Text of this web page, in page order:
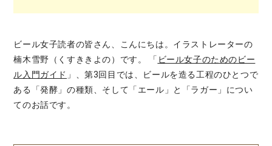
ビール女子読者の皆さん、こんにちは。イラストレーターの
楠木雪野（くすききよの）です。 「 ビール女子のためのビー
ル入門ガイド 」、第3回目では、ビールを造る工程のひとつで
ある「発酵」の種類、そして「エール」と「ラガー」につい
てのお話です。